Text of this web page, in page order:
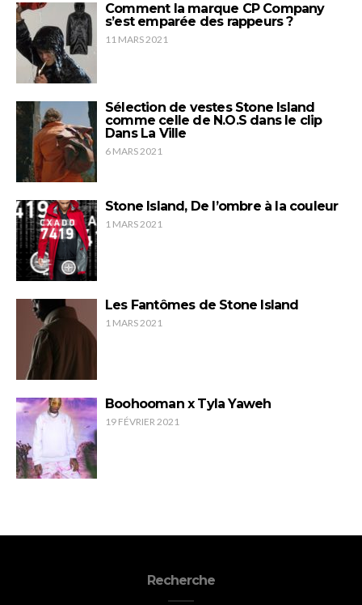
Comment la marque CP Company
s’est emparée des rappeurs ?
11 MARS 2021
Sélection de vestes Stone Island
comme celle de N.O.S dans le clip
Dans La Ville
6 MARS 2021
Stone Island, De l’ombre à la couleur
1 MARS 2021
Les Fantômes de Stone Island
1 MARS 2021
Boohooman x Tyla Yaweh
19 FÉVRIER 2021
Recherche